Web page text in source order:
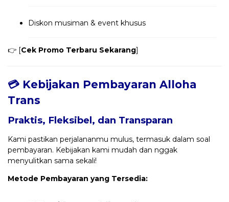
Diskon musiman & event khusus
👉 [Cek Promo Terbaru Sekarang]
💳 Kebijakan Pembayaran Alloha
Trans
Praktis, Fleksibel, dan Transparan
Kami pastikan perjalananmu mulus, termasuk dalam soal
pembayaran. Kebijakan kami mudah dan nggak
menyulitkan sama sekali!
Metode Pembayaran yang Tersedia: